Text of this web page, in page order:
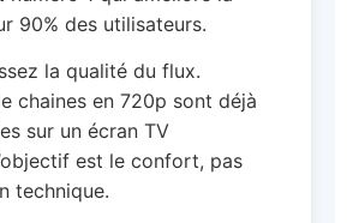
90% des utilisateurs.
la qualité du flux.
chaines en 720p sont déjà
sur un écran TV
est le confort, pas
technique.